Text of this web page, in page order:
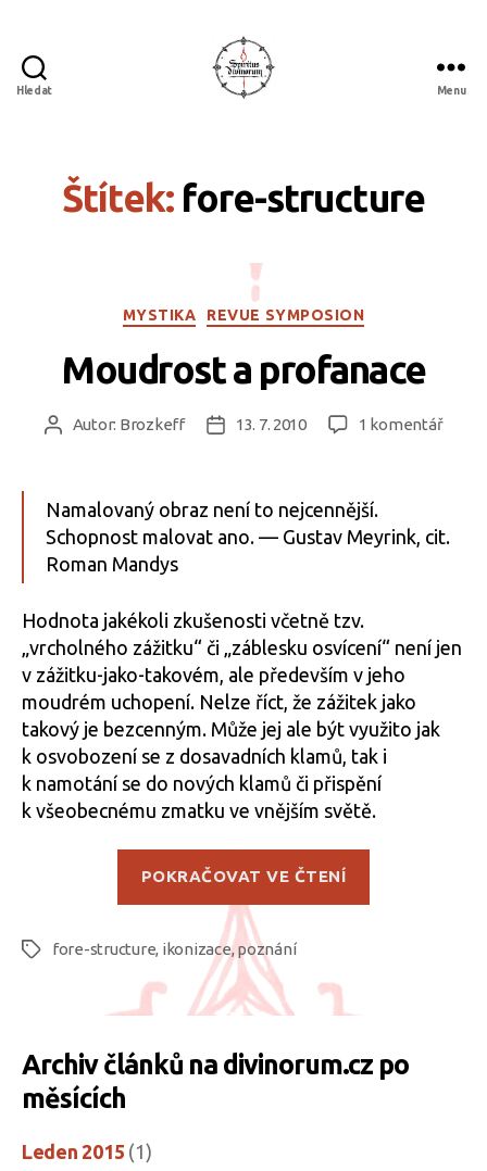
Hledat Menu
Štítek: fore-structure
Rubriky
MYSTIKA REVUE SYMPOSION
Moudrost a profanace
AutorAutor: Brozkeff
Datum
13. 7. 2010 1 komentářu
a
Namalovaný obraz není to nejcennější.
Schopnost malovat ano. — Gustav Meyrink, cit.
Roman Mandys
Hodnota jakékoli zkušenosti včetně tzv.
„vrcholného zážitku“ či „záblesku osvícení“ není jen
v zážitku-jako-takovém, ale především v jeho
moudrém uchopení. Nelze říct, že zážitek jako
takový je bezcenným. Může jej ale být využito jak
k osvobození se z dosavadních klamů, tak i
k namotání se do nových klamů či přispění
k všeobecnému zmatku ve vnějším světě.
POKRAČOVAT VE ČTENÍ
Štítkyfore-structure, ikonizace, poznání
Archiv článků na divinorum.cz po
měsících
Leden 2015 (1)